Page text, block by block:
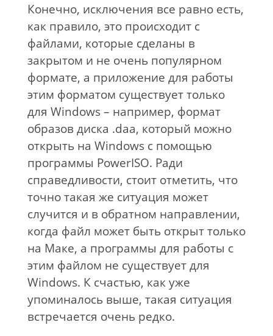
Конечно, исключения все равно есть,
как правило, это происходит с
файлами, которые сделаны в
закрытом и не очень популярном
формате, а приложение для работы
этим форматом существует только
для Windows – например, формат
образов диска .daa, который можно
открыть на Windows с помощью
программы PowerISO. Ради
справедливости, стоит отметить, что
точно такая же ситуация может
случится и в обратном направлении,
когда файл может быть открыт только
на Маке, а программы для работы с
этим файлом не существует для
Windows. К счастью, как уже
упоминалось выше, такая ситуация
встречается очень редко.